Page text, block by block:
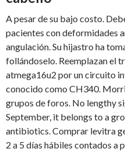
A pesar de su bajo costo.
pacientes con deformidades
angulación. Su hijastro ha
follándoselo. Reemplazan el
atmega16u2 por un circuito
conocido como CH340.
grupos de foros. No lengthy
September, it belongs to a
antibiotics. Comprar levitra
2 a 5 días hábiles contados a